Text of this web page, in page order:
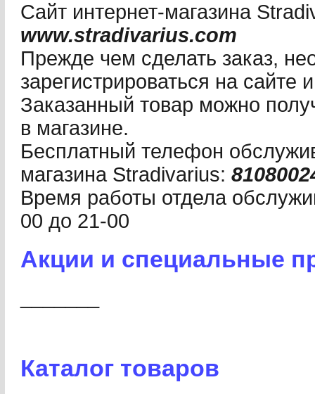
Сайт интернет-магазина
www.stradivarius.com
Прежде чем сделать заказ,
зарегистрироваться на сайте
Заказанный товар можно
в магазине.
Бесплатный телефон
магазина Stradivarius:
Время работы отдела
00 до 21-00
Акции и специальные
Каталог товаров